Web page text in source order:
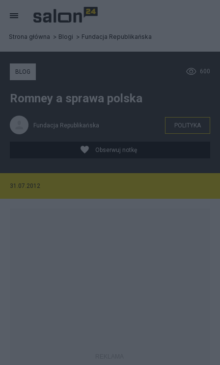
Strona główna Blogi Fundacja Republikańska
600
BLOG
Romney a sprawa polska
Fundacja Republikańska POLITYKA
Obserwuj notkę
31.07.2012